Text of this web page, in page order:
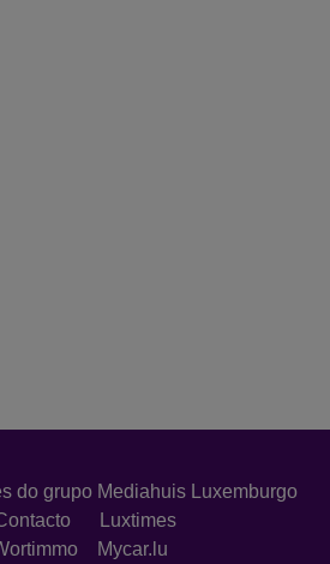
do grupo Mediahuis Luxemburgo
Luxtimes
Mycar.lu